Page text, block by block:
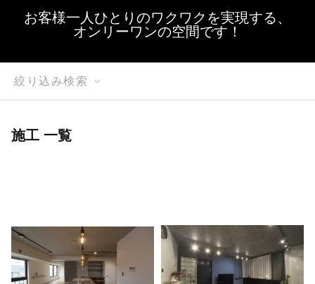
お客様一人ひとりのワクワクを実現する、
オンリーワンの空間です！
絞り込み検索
施工 一覧